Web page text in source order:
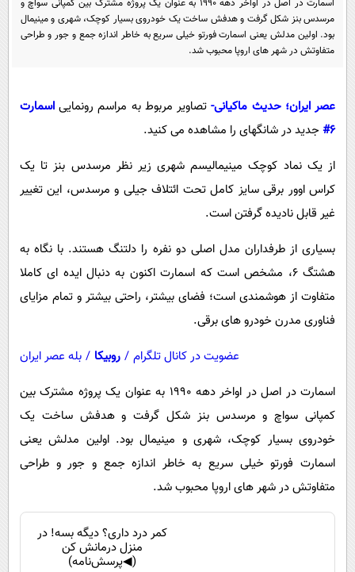
سرگرمی
فناوری
محیط زیست
فرهنگی
اجتماعی
حیات وحش
سیاست خارجی
پیامک
روانشناسی
اسمارت در اصل در اواخر دهه 1990 به عنوان یک پروژه مشترک بین کمپانی سواچ و
مرسدس بنز شکل گرفت و هدفش ساخت یک خودروی بسیار کوچک، شهری و مینیمال
بود. اولین مدلش یعنی اسمارت فورتو خیلی سریع به خاطر اندازه جمع و جور و طراحی
متفاوتش در شهر های اروپا محبوب شد.
عصر ایران؛ حدیث ماکیانی-تصاویر مربوط به مراسم رونمایی اسمارت
6# جدید در شانگهای را مشاهده می کنید.
از یک نماد کوچک مینیمالیسم شهری زیر نظر مرسدس بنز تا یک
کراس اوور برقی سایز کامل تحت ائتلاف جیلی و مرسدس، این تغییر
غیر قابل نادیده گرفتن است.
بسیاری از طرفداران مدل اصلی دو نفره را دلتنگ هستند. با نگاه به
هشتگ 6، مشخص است که اسمارت اکنون به دنبال ایده ای کاملا
متفاوت از هوشمندی است؛ فضای بیشتر، راحتی بیشتر و تمام مزایای
فناوری مدرن خودرو های برقی.
عضویت در کانال تلگرام / روبیکا / بله عصر ایران
اسمارت در اصل در اواخر دهه 1990 به عنوان یک پروژه مشترک بین
کمپانی سواچ و مرسدس بنز شکل گرفت و هدفش ساخت یک
خودروی بسیار کوچک، شهری و مینیمال بود. اولین مدلش یعنی
اسمارت فورتو خیلی سریع به خاطر اندازه جمع و جور و طراحی
متفاوتش در شهر های اروپا محبوب شد.
کمر درد داری؟ دیگه بسه! در
منزل درمانش کن
(◀پرسش‌نامه)